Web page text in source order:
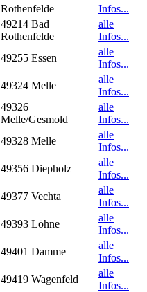
Rothenfelde
Infos...
49214 Bad
Rothenfelde
alle
Infos...
49255 Essen
alle
Infos...
49324 Melle
alle
Infos...
49326
Melle/Gesmold
alle
Infos...
49328 Melle
alle
Infos...
49356 Diepholz
alle
Infos...
49377 Vechta
alle
Infos...
49393 Löhne
alle
Infos...
49401 Damme
alle
Infos...
49419 Wagenfeld
alle
Infos...